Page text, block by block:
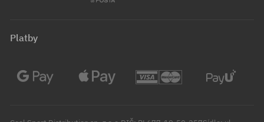
Platby